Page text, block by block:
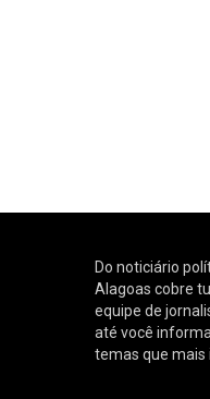
Do noticiário
Alagoas cobre
equipe de
até você
temas que mais